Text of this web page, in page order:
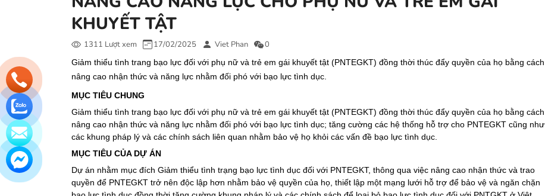
KHUYẾT TẬT
1311 Lượt xem 17/02/2025 Viet Phan 0
Giảm thiểu tình trang bạo lực đối với phụ nữ và trẻ em gái khuyết tật (PNTEGKT) đồng thời thúc đẩy quyền của họ bằng cách
nâng cao nhận thức và năng lực nhằm đối phó với bạo lực tình dục.
MỤC TIÊU CHUNG
Giảm thiểu tình trang bạo lực đối với phụ nữ và trẻ em gái khuyết tật (PNTEGKT) đồng thời thúc đẩy quyền của họ bằng cách
nâng cao nhận thức và năng lực nhằm đối phó với bạo lực tình dục; tăng cường các hệ thống hỗ trợ cho PNTEGKT cũng như
các khung pháp lý và các chính sách liên quan nhằm bảo vệ họ khỏi các vấn đề bạo lực tình dục.
MỤC TIÊU CỦA DỰ ÁN
Dự án nhằm mục đích Giảm thiểu tình trạng bạo lực tình dục đối với PNTEGKT, thông qua việc nâng cao nhận thức và trao
quyền để PNTEGKT trở nên độc lập hơn nhằm bảo vệ quyền của họ, thiết lập một mạng lưới hỗ trợ để bảo vệ và ngăn chặn